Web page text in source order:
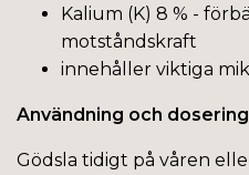
Kalium (K) 8 % -
motståndskraft
innehåller viktiga
Användning och
Gödsla tidigt på våren